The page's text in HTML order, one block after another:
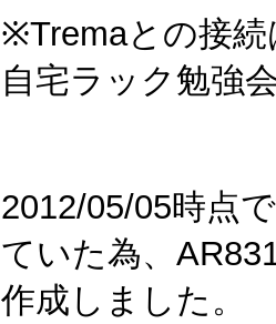
※Tremaとの接
自宅ラック勉強
2012/05/05時点
ていた為、
作成しました。